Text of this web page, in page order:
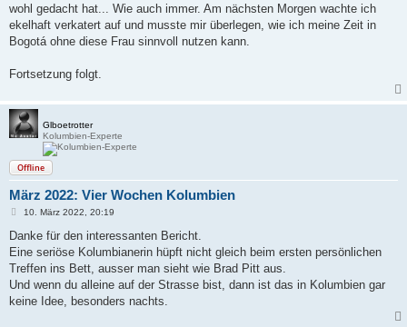
wohl gedacht hat... Wie auch immer. Am nächsten Morgen wachte ich
ekelhaft verkatert auf und musste mir überlegen, wie ich meine Zeit in
Bogotá ohne diese Frau sinnvoll nutzen kann.
Fortsetzung folgt.
Glboetrotter
Kolumbien-Experte
Offline
März 2022: Vier Wochen Kolumbien
B
i
r
a
10. März 2022, 20:19
Danke für den interessanten Bericht.
Eine seriöse Kolumbianerin hüpft nicht gleich beim ersten persönlichen
Treffen ins Bett, ausser man sieht wie Brad Pitt aus.
Und wenn du alleine auf der Strasse bist, dann ist das in Kolumbien gar
keine Idee, besonders nachts.